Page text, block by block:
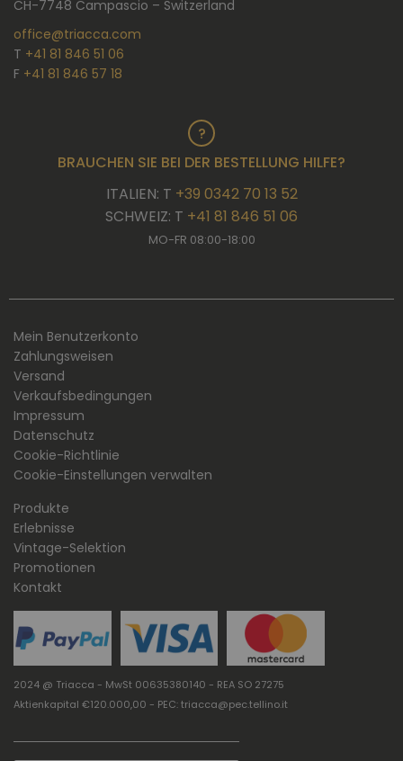
CH-7748 Campascio – Switzerland
office@triacca.com
T +41 81 846 51 06
F +41 81 846 57 18
BRAUCHEN SIE BEI DER BESTELLUNG HILFE?
ITALIEN: T +39 0342 70 13 52
SCHWEIZ: T +41 81 846 51 06
MO-FR 08:00-18:00
Mein Benutzerkonto
Zahlungsweisen
Versand
Verkaufsbedingungen
Impressum
Datenschutz
Cookie-Richtlinie
Cookie-Einstellungen verwalten
Produkte
Erlebnisse
Vintage-Selektion
Promotionen
Kontakt
2024 @ Triacca - MwSt 00635380140 - REA SO 27275
Aktienkapital €120.000,00 - PEC: triacca@pec.tellino.it